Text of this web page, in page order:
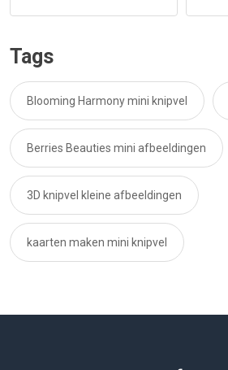
Tags
Blooming Harmony mini knipvel
Berries Beauties mini afbeeldingen
3D knipvel kleine afbeeldingen
kaarten maken mini knipvel